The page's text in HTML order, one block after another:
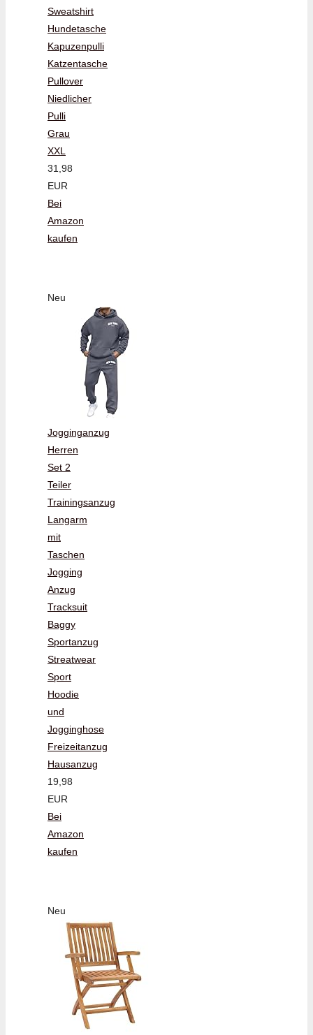
Sweatshirt
Hundetasche
Kapuzenpulli
Katzentasche
Pullover
Niedlicher
Pulli
Grau
XXL
31,98
EUR
Bei
Amazon
kaufen
Neu
Jogginganzug
Herren
Set 2
Teiler
Trainingsanzug
Langarm
mit
Taschen
Jogging
Anzug
Tracksuit
Baggy
Sportanzug
Streatwear
Sport
Hoodie
und
Jogginghose
Freizeitanzug
Hausanzug
19,98
EUR
Bei
Amazon
kaufen
Neu